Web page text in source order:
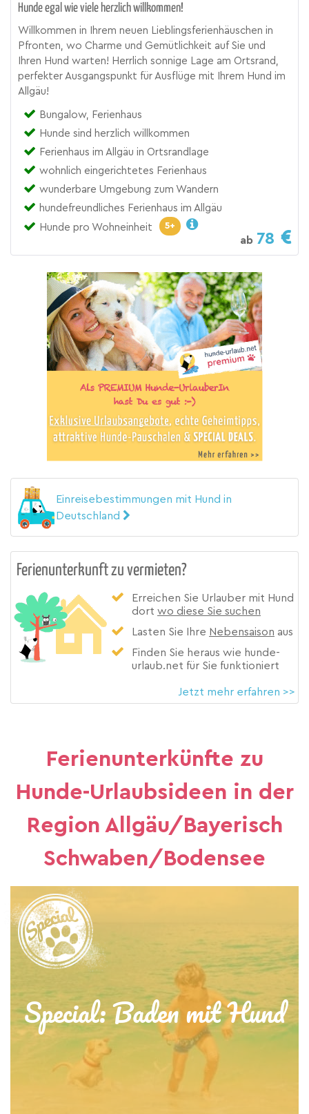
Hunde egal wie viele herzlich willkommen!
Willkommen in Ihrem neuen Lieblingsferienhäuschen in
Pfronten, wo Charme und Gemütlichkeit auf Sie und
Ihren Hund warten! Herrlich sonnige Lage am Ortsrand,
perfekter Ausgangspunkt für Ausflüge mit Ihrem Hund im
Allgäu!
Bungalow, Ferienhaus
Hunde sind herzlich willkommen
Ferienhaus im Allgäu in Ortsrandlage
wohnlich eingerichtetes Ferienhaus
wunderbare Umgebung zum Wandern
hundefreundliches Ferienhaus im Allgäu
Hunde pro Wohneinheit
5+
ab 78
Einreisebestimmungen mit Hund in
Deutschland
Ferienunterkunft zu vermieten?
Erreichen Sie Urlauber mit Hund
dort wo diese Sie suchen
Lasten Sie Ihre Nebensaison aus
Finden Sie heraus wie hunde-
urlaub.net für Sie funktioniert
Jetzt mehr erfahren >>
Ferienunterkünfte zu
Hunde-Urlaubsideen in der
Region Allgäu/Bayerisch
Schwaben/Bodensee
Special: Baden mit Hund